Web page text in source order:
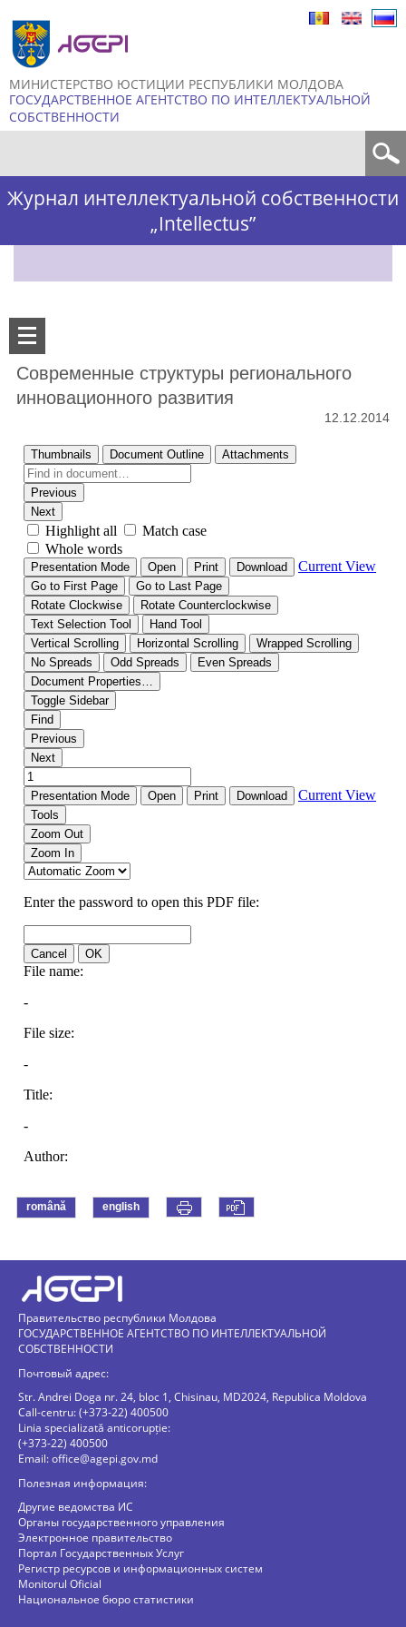
МИНИСТЕРСТВО ЮСТИЦИИ РЕСПУБЛИКИ МОЛДОВА
ГОСУДАРСТВЕННОЕ АГЕНТСТВО ПО ИНТЕЛЛЕКТУАЛЬНОЙ
СОБСТВЕННОСТИ
Журнал интеллектуальной собственности
„Intellectus”
Современные структуры регионального
инновационного развития
12.12.2014
română english
Правительство республики Молдова
ГОСУДАРСТВЕННОЕ АГЕНТСТВО ПО ИНТЕЛЛЕКТУАЛЬНОЙ
СОБСТВЕННОСТИ
Почтовый адрес:
Str. Andrei Doga nr. 24, bloc 1, Chisinau, MD2024, Republica Moldova
Call-centru: (+373-22) 400500
Linia specializată anticorupție:
(+373-22) 400500
Email:office@agepi.gov.md
Полезная информация:
Другие ведомства ИС
Органы государственного управления
Электронное правительство
Портал Государственных Услуг
Регистр ресурсов и информационных систем
Monitorul Oficial
Национальное бюро статистики